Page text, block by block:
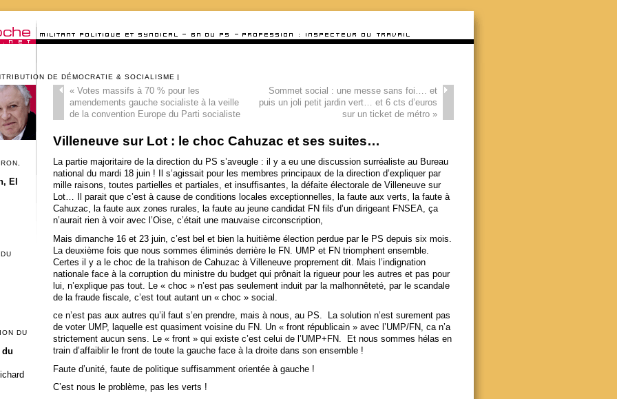
DE DÉMOCRATIE & SOCIALISME
«Votes massifs à 70 % pour les
amendements gauche socialiste à la veille
de la convention Europe du Parti socialiste
Sommet social : une messe sans foi…. et
puis un joli petit jardin vert… et 6 cts d’euros
sur un ticket de métro»
Villeneuve sur Lot : le choc Cahuzac et ses suites…
La partie majoritaire de la direction du PS s’aveugle : il y a eu une discussion surréaliste au Bureau
national du mardi 18 juin ! Il s’agissait pour les membres principaux de la direction d’expliquer par
mille raisons, toutes partielles et partiales, et insuffisantes, la défaite électorale de Villeneuve sur
Lot… Il parait que c’est à cause de conditions locales exceptionnelles, la faute aux verts, la faute à
Cahuzac, la faute aux zones rurales, la faute au jeune candidat FN fils d’un dirigeant FNSEA, ça
n’aurait rien à voir avec l’Oise, c’était une mauvaise circonscription,
Mais dimanche 16 et 23 juin, c’est bel et bien la huitième élection perdue par le PS depuis six mois.
La deuxième fois que nous sommes éliminés derrière le FN. UMP et FN triomphent ensemble.
Certes il y a le choc de la trahison de Cahuzac à Villeneuve proprement dit. Mais l’indignation
nationale face à la corruption du ministre du budget qui prônait la rigueur pour les autres et pas pour
lui, n’explique pas tout. Le « choc » n’est pas seulement induit par la malhonnêteté, par le scandale
de la fraude fiscale, c’est tout autant un « choc » social.
ce n’est pas aux autres qu’il faut s’en prendre, mais à nous, au PS. La solution n’est surement pas
de voter UMP, laquelle est quasiment voisine du FN. Un « front républicain » avec l’UMP/FN, ca n’a
strictement aucun sens. Le « front » qui existe c’est celui de l’UMP+FN. Et nous sommes hélas en
train d’affaiblir le front de toute la gauche face à la droite dans son ensemble !
Faute d’unité, faute de politique suffisamment orientée à gauche !
C’est nous le problème, pas les verts !
El
DU